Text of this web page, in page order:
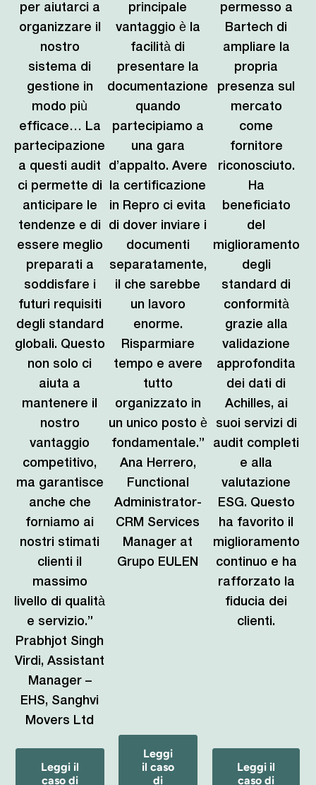
per aiutarci a
organizzare il
nostro
sistema di
gestione in
modo più
efficace… La
partecipazione
a questi audit
ci permette di
anticipare le
tendenze e di
essere meglio
preparati a
soddisfare i
futuri requisiti
degli standard
globali. Questo
non solo ci
aiuta a
mantenere il
nostro
vantaggio
competitivo,
ma garantisce
anche che
forniamo ai
nostri stimati
clienti il
massimo
livello di qualità
e servizio.”
Prabhjot Singh
Virdi, Assistant
Manager –
EHS, Sanghvi
Movers Ltd
Leggi il
caso di
principale
vantaggio è la
facilità di
presentare la
documentazione
quando
partecipiamo a
una gara
d’appalto. Avere
la certificazione
in Repro ci evita
di dover inviare i
documenti
separatamente,
il che sarebbe
un lavoro
enorme.
Risparmiare
tempo e avere
tutto
organizzato in
un unico posto è
fondamentale.”
Ana Herrero,
Functional
Administrator-
CRM Services
Manager at
Grupo EULEN
Leggi
il caso
di
permesso a
Bartech di
ampliare la
propria
presenza sul
mercato
come
fornitore
riconosciuto.
Ha
beneficiato
del
miglioramento
degli
standard di
conformità
grazie alla
validazione
approfondita
dei dati di
Achilles, ai
suoi servizi di
audit completi
e alla
valutazione
ESG. Questo
ha favorito il
miglioramento
continuo e ha
rafforzato la
fiducia dei
clienti.
Leggi il
caso di